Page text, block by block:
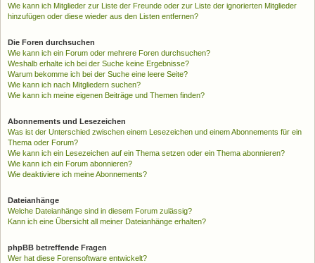
Wie kann ich Mitglieder zur Liste der Freunde oder zur Liste der ignorierten Mitglieder
hinzufügen oder diese wieder aus den Listen entfernen?
Die Foren durchsuchen
Wie kann ich ein Forum oder mehrere Foren durchsuchen?
Weshalb erhalte ich bei der Suche keine Ergebnisse?
Warum bekomme ich bei der Suche eine leere Seite?
Wie kann ich nach Mitgliedern suchen?
Wie kann ich meine eigenen Beiträge und Themen finden?
Abonnements und Lesezeichen
Was ist der Unterschied zwischen einem Lesezeichen und einem Abonnements für ein
Thema oder Forum?
Wie kann ich ein Lesezeichen auf ein Thema setzen oder ein Thema abonnieren?
Wie kann ich ein Forum abonnieren?
Wie deaktiviere ich meine Abonnements?
Dateianhänge
Welche Dateianhänge sind in diesem Forum zulässig?
Kann ich eine Übersicht all meiner Dateianhänge erhalten?
phpBB betreffende Fragen
Wer hat diese Forensoftware entwickelt?